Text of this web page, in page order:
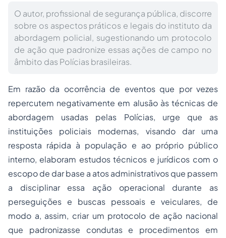
O autor, profissional de segurança pública, discorre
sobre os aspectos práticos e legais do instituto da
abordagem policial, sugestionando um protocolo
de ação que padronize essas ações de campo no
âmbito das Polícias brasileiras.
Em razão da ocorrência de eventos que por vezes
repercutem negativamente em alusão às técnicas de
abordagem usadas pelas Polícias, urge que as
instituições policiais modernas, visando dar uma
resposta rápida à população e ao próprio público
interno, elaboram estudos técnicos e jurídicos com o
escopo de dar base a atos administrativos que passem
a disciplinar essa ação operacional durante as
perseguições e buscas pessoais e veiculares, de
modo a, assim, criar um protocolo de ação nacional
que padronizasse condutas e procedimentos em